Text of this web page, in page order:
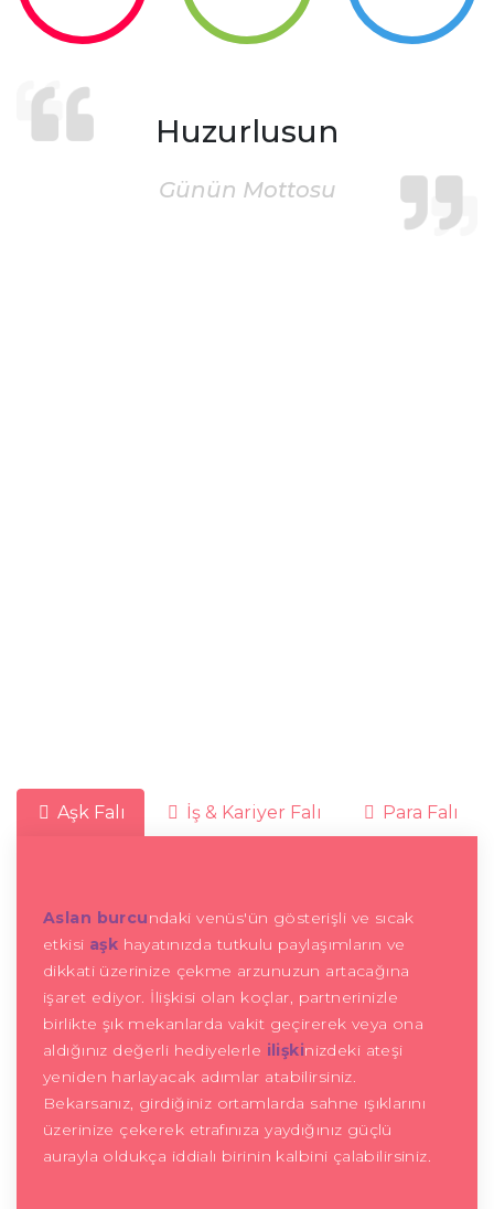
Huzurlusun
Günün Mottosu
Aşk Falı İş & Kariyer Falı Para Falı
Aslan burcundaki venüs'ün gösterişli ve sıcak
etkisi aşk hayatınızda tutkulu paylaşımların ve
dikkati üzerinize çekme arzunuzun artacağına
işaret ediyor. İlişkisi olan koçlar, partnerinizle
birlikte şık mekanlarda vakit geçirerek veya ona
aldığınız değerli hediyelerle ilişkinizdeki ateşi
yeniden harlayacak adımlar atabilirsiniz.
Bekarsanız, girdiğiniz ortamlarda sahne ışıklarını
üzerinize çekerek etrafınıza yaydığınız güçlü
aurayla oldukça iddialı birinin kalbini çalabilirsiniz.